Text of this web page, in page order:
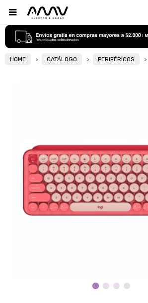

HOME CATÁLOGO PERIFÉRICOS